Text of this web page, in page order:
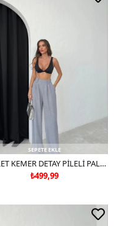
SEPETE EKLE
APOLET KEMER DETAY PİLELİ PALAZZO KETEN PANTOLON GRİ
₺499,99